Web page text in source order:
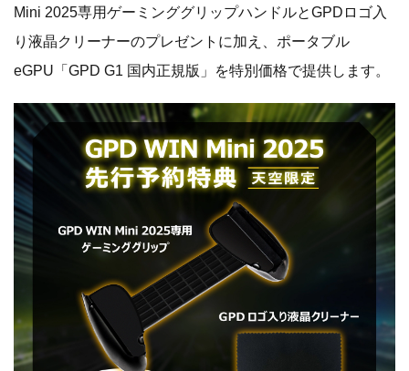
Mini 2025専用ゲーミンググリップハンドルとGPDロゴ入
り液晶クリーナーのプレゼントに加え、ポータブル
eGPU「GPD G1 国内正規版」を特別価格で提供します。